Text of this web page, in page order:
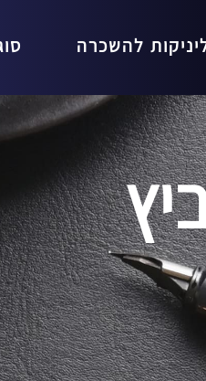
להשכרה